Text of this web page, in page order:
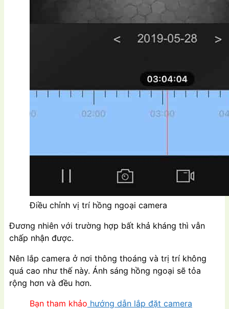
Điều chỉnh vị trí hồng ngoại camera
Đương nhiên với trường hợp bất khả kháng thì vẫn
chấp nhận được.
Nên lắp camera ở nơi thông thoáng và trị trí không
quá cao như thế này. Ánh sáng hồng ngoại sẽ tỏa
rộng hơn và đều hơn.
Bạn tham khảo hướng dẫn lắp đặt camera